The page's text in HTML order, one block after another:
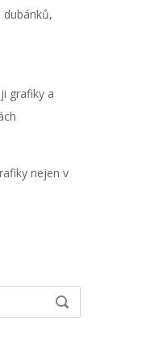
dubánků,
grafiky a
nejen v
VYHLEDÁVÁNÍ